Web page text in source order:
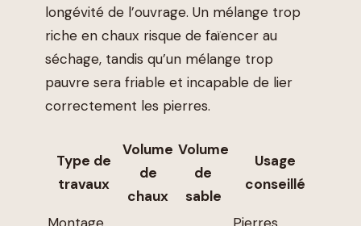
longévité de l’ouvrage. Un mélange trop
riche en chaux risque de faïencer au
séchage, tandis qu’un mélange trop
pauvre sera friable et incapable de lier
correctement les pierres.
Type de
travaux
Volume
de
chaux
Volume
de
sable
Usage
conseillé